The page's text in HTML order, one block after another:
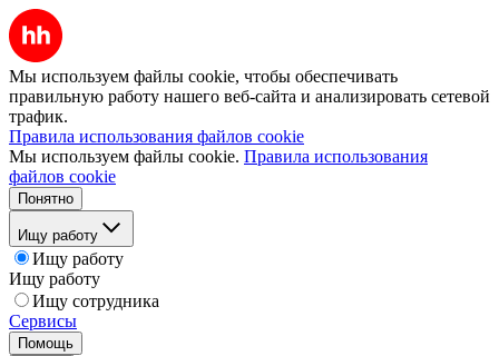
Мы используем файлы cookie, чтобы обеспечивать
правильную работу нашего веб-сайта и анализировать сетевой
трафик.
Правила использования файлов cookie
Мы используем файлы cookie. Правила использования
файлов cookie
Понятно
Ищу работу
Ищу работу
Ищу работу
Ищу сотрудника
Сервисы
Помощь